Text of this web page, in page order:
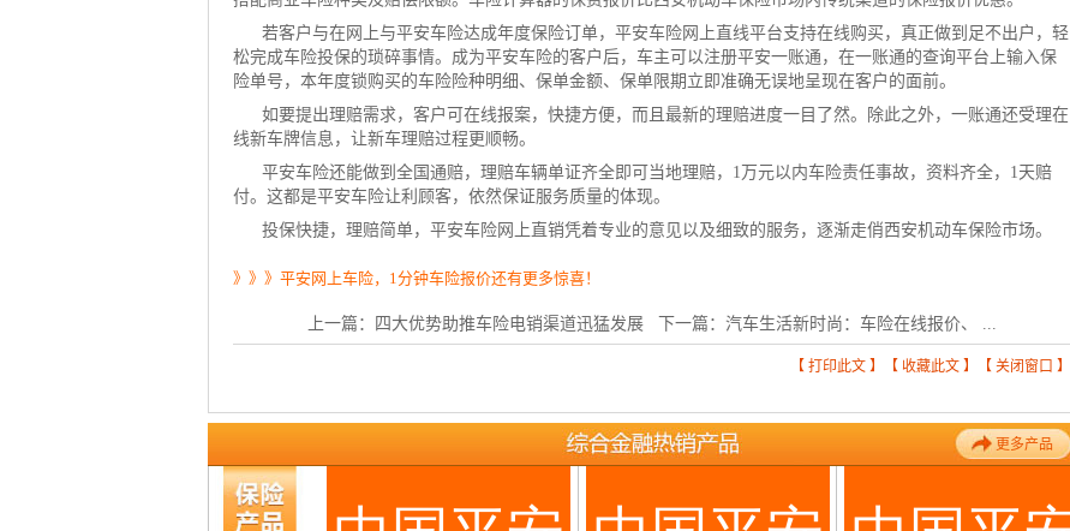
若客户与在网上与平安车险达成年度保险订单，平安车险网上直线平台支持在线购买，真正做到足不出户，轻
松完成车险投保的琐碎事情。成为平安车险的客户后，车主可以注册平安一账通，在一账通的查询平台上输入保
险单号，本年度锁购买的车险险种明细、保单金额、保单限期立即准确无误地呈现在客户的面前。
如要提出理赔需求，客户可在线报案，快捷方便，而且最新的理赔进度一目了然。除此之外，一账通还受理在
线新车牌信息，让新车理赔过程更顺畅。
平安车险还能做到全国通赔，理赔车辆单证齐全即可当地理赔，1万元以内车险责任事故，资料齐全，1天赔
付。这都是平安车险让利顾客，依然保证服务质量的体现。
投保快捷，理赔简单，平安车险网上直销凭着专业的意见以及细致的服务，逐渐走俏西安机动车保险市场。
》》》平安网上车险，1分钟车险报价还有更多惊喜！
上一篇： 四大优势助推车险电销渠道迅猛发展 下一篇： 汽车生活新时尚：车险在线报价、 ...
【 打印此文 】【 收藏此文 】【 关闭窗口 】